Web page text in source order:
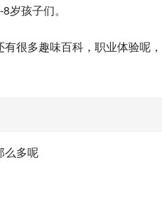
孩子们。
很多趣味百科，职业体验呢
么多呢